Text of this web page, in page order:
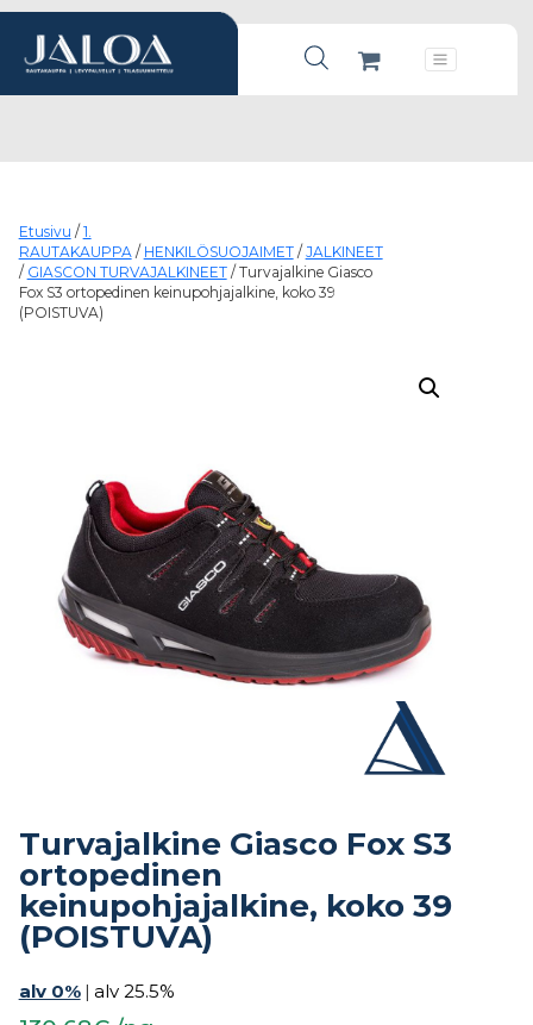
Products search
Päävalikko
Etusivu / 1.
RAUTAKAUPPA/ HENKILÖSUOJAIMET/ JALKINEET
/ GIASCON TURVAJALKINEET/ Turvajalkine Giasco
Fox S3 ortopedinen keinupohjajalkine, koko 39
(POISTUVA)
Turvajalkine Giasco Fox S3
ortopedinen
keinupohjajalkine, koko 39
(POISTUVA)
alv 0% | alv 25.5%